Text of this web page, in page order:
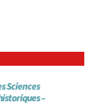
Sciences
–